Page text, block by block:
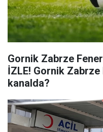
Gornik Zabrze
İZLE! Gornik Zabrze
kanalda?